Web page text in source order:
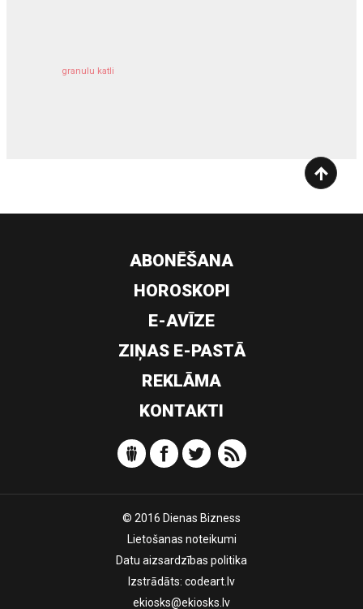
granulu katli
ABONĒŠANA
HOROSKOPI
E-AVĪZE
ZIŅAS E-PASTĀ
REKLĀMA
KONTAKTI
© 2016 Dienas Bizness
Lietošanas noteikumi
Datu aizsardzības politika
Izstrādāts: codeart.lv
ekiosks@ekiosks.lv